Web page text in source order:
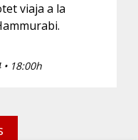
viaja a la
18:00h